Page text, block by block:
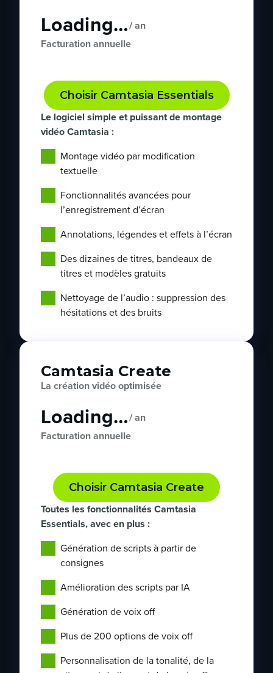
Loading…/ an
Facturation annuelle
Choisir Camtasia Essentials
Le logiciel simple et puissant de montage
vidéo Camtasia :
Montage vidéo par modification
textuelle
Fonctionnalités avancées pour
l’enregistrement d’écran
Annotations, légendes et effets à l’écran
Des dizaines de titres, bandeaux de
titres et modèles gratuits
Nettoyage de l’audio : suppression des
hésitations et des bruits
Camtasia Create
La création vidéo optimisée
Loading…/ an
Facturation annuelle
Choisir Camtasia Create
Toutes les fonctionnalités Camtasia
Essentials, avec en plus :
Génération de scripts à partir de
consignes
Amélioration des scripts par IA
Génération de voix off
Plus de 200 options de voix off
Personnalisation de la tonalité, de la